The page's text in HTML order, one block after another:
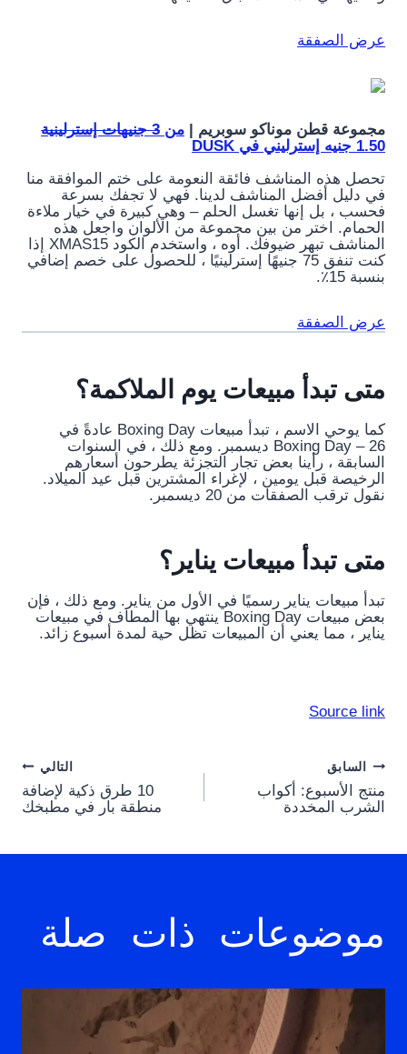
عرض الصفقة
مجموعة قطن موناكو سوبريم | من 3 جنيهات إسترلينية
1.50 جنيه إسترليني في DUSK
تحصل هذه المناشف فائقة النعومة على ختم الموافقة منا
في دليل أفضل المناشف لدينا. فهي لا تجفك بسرعة
فحسب ، بل إنها تغسل الحلم – وهي كبيرة في خيار ملاءة
الحمام. اختر من بين مجموعة من الألوان واجعل هذه
المناشف تبهر ضيوفك. أوه ، واستخدم الكود XMAS15 إذا
كنت تنفق 75 جنيهًا إسترلينيًا ، للحصول على خصم إضافي
بنسبة 15٪.
عرض الصفقة
متى تبدأ مبيعات يوم الملاكمة؟
كما يوحي الاسم ، تبدأ مبيعات Boxing Day عادةً في
Boxing Day – 26 ديسمبر. ومع ذلك ، في السنوات
السابقة ، رأينا بعض تجار التجزئة يطرحون أسعارهم
الرخيصة قبل يومين ، لإغراء المشترين قبل عيد الميلاد.
نقول ترقب الصفقات من 20 ديسمبر.
متى تبدأ مبيعات يناير؟
تبدأ مبيعات يناير رسميًا في الأول من يناير. ومع ذلك ، فإن
بعض مبيعات Boxing Day ينتهي بها المطاف في مبيعات
يناير ، مما يعني أن المبيعات تظل حية لمدة أسبوع زائد.
Source link
Post
navigation
السابق
منتج الأسبوع: أكواب
الشرب المخددة
التالي
10 طرق ذكية لإضافة
منطقة بار في مطبخك
موضوعات ذات صلة